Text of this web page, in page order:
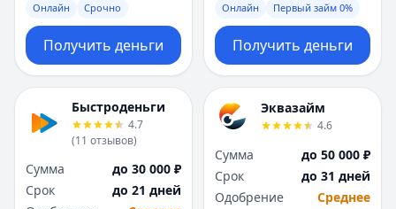
Онлайн Срочно
Получить деньги
Онлайн Первый займ 0%
Получить деньги
Быстроденьги
4.7
(11 отзывов)
Сумма
до 30 000 ₽
Срок
до 21 дней
Эквазайм
4.6
Сумма
до 50 000 ₽
Срок
до 31 дней
Одобрение
Среднее